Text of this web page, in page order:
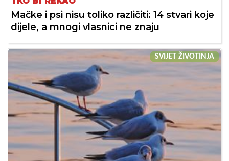
Mačke i psi nisu toliko različiti: 14 stvari koje
dijele, a mnogi vlasnici ne znaju
SVIJET ŽIVOTINJA